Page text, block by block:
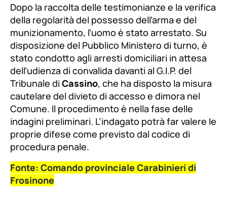
Dopo la raccolta delle testimonianze e la verifica
della regolarità del possesso dell’arma e del
munizionamento, l’uomo è stato arrestato. Su
disposizione del Pubblico Ministero di turno, è
stato condotto agli arresti domiciliari in attesa
dell’udienza di convalida davanti al G.I.P. del
Tribunale di Cassino, che ha disposto la misura
cautelare del divieto di accesso e dimora nel
Comune. Il procedimento è nella fase delle
indagini preliminari. L’indagato potrà far valere le
proprie difese come previsto dal codice di
procedura penale.
Fonte: Comando provinciale Carabinieri di
Frosinone